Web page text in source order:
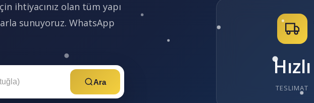
ihtiyacınız olan tüm yapı
sunuyoruz. WhatsApp
Ara
Hızlı
TESLIMAT